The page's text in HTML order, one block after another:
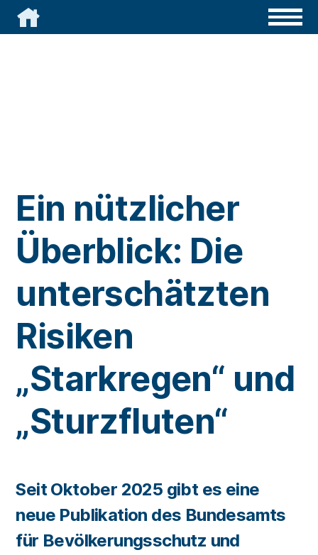

Ein nützlicher
Überblick: Die
unterschätzten
Risiken
„Starkregen“ und
„Sturzfluten“
Seit Oktober 2025 gibt es eine
neue Publikation des Bundesamts
für Bevölkerungsschutz und